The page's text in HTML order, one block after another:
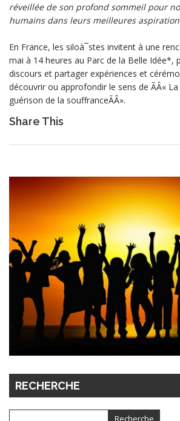
réveillée de son profond sommeil pour
humains dans leurs meilleures aspirations
En France, les siloà¯stes invitent à une
mai à 14 heures au Parc de la Belle Idée*,
discours et partager expériences et
découvrir ou approfondir le sens de ÃÂ«
guérison de la souffranceÃÂ».
Share This
RECHERCHE